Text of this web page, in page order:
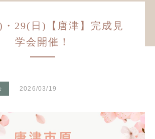
29(日)【唐津】完成見
学会開催！
2026/03/19